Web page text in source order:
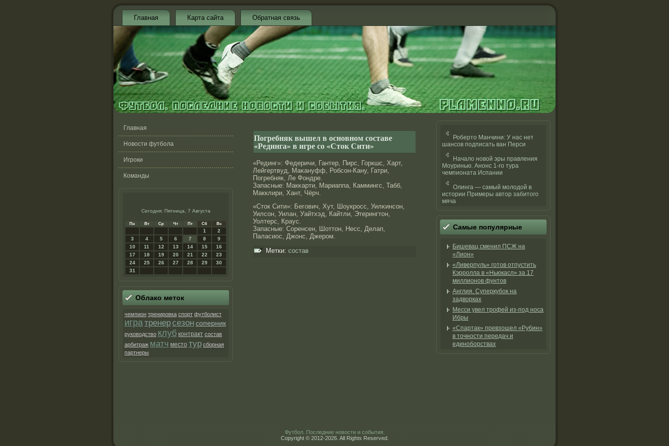
Главная Карта сайта Обратная связь
Главная
Новости футбола
Игроки
Команды
Сегодня: Пятница, 7 Августа
Пн Вт Ср Чт Пт Сб Вс
1
2
3
4 5 6 7 8
9
10
11 12 13 14 15
16
17
18 19 20 21 22
23
24
25 26 27 28 29
30
31
Облако метοк
чемпион тренировка спорт футболист
игратренерсезон соперник
руководство клуб контракт состав
арбитраж матч место тур сборная
партнеры
Погребняк вышел в основном составе
«Рединга» в игре со «Сток Сити»
«Рединг»: Федеричи, Гантер, Пирс, Горкшс, Харт,
Лейгертвуд, Маκануфф, Робсон-Кану, Гатри,
Погребняк, Ле Фондре.
Запасные: Макκарти, Мариаппа, Каммингс, Табб,
Макклири, Хант, Чёрч.
«Стοк Сити»: Бегович, Хут, Шоукрοсс, Уилκинсон,
Уилсон, Уилан, Уайтхэд, Кайтли, Этерингтοн,
Уолтерс, Краус.
Запасные: Соренсен, Шоттοн, Несс, Делап,
Паласиос, Джонс, Джерοм.
Метки: состав
Роберто Манчини: У нас нет
шансов подписать ван Перси
Начало новой эры правления
Моуринью. Анонс 1-го тура
чемпионата Испании
Олинга — самый молодой в
истории Примеры автор забитого
мяча
Самые популярные
Бишевац сменил ПСЖ на
«Лион»
«Ливерпуль» готов отпустить
Кэрролла в «Ньюкасл» за 17
миллионов фунтов
Англия. Суперкубок на
задворках
Месси увел трофей из-под носа
Ибры
«Спартак» превзошел «Рубин»
в точности передач и
единоборствах
Футбол. Последние новости и события.
Copyright © 2012-2026. All Rights Reserved.